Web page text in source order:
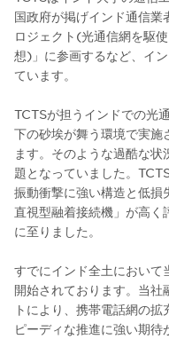
国政府が掲げインド通信
ロジェクト(光通信網を駆
想)」に参画するなど、イ
ています。
TCTSが担うインドでの
下の砂埃が舞う環境で実施
ます。そのような過酷な
題となっていました。
振動衝撃に強い構造と低損
直視型融着接続機」が高く
に至りました。
すでにインド全土において
開始されております。当
トにより、携帯電話網の
ピーディな推進に強い期待